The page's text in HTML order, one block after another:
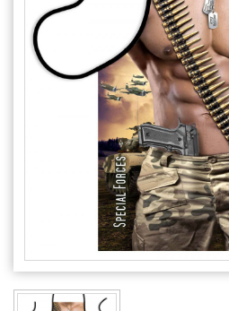
Ajándék Ötletek Férfiaknak
Ajándék Nőknek
Ajándék Gyerekeknek
Családtagoknak
Barátnak/Barátnőnek
Party kellékek
Névnapi ajándékok
Vicces ajándékok